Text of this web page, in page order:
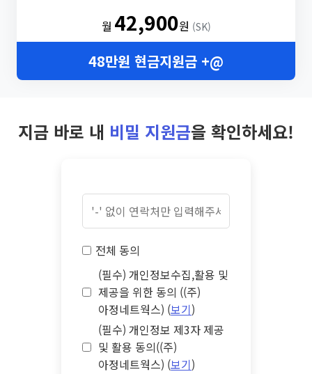
월 42,900원 (SK)
48만원 현금지원금 +@
지금 바로 내 비밀 지원금을 확인하세요!
전체 동의
(필수) 개인정보수집,활용 및
제공을 위한 동의 ((주)
아정네트웍스) (보기)
(필수) 개인정보 제3자 제공
및 활용 동의((주)
아정네트웍스) (보기)